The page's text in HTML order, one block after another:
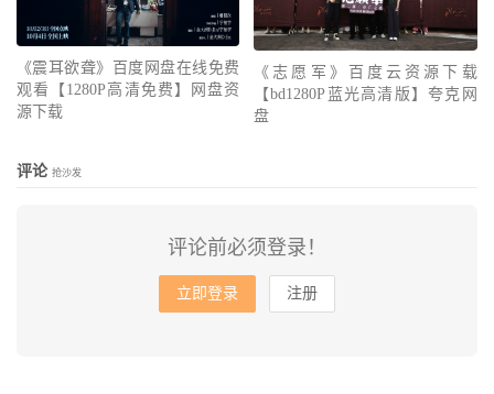
《震耳欲聋》百度网盘在线免费
观看【1280P高清免费】网盘资
源下载
《志愿军》百度云资源下载
【bd1280P蓝光高清版】夸克网
盘
评论 抢沙发
评论前必须登录！
立即登录 注册